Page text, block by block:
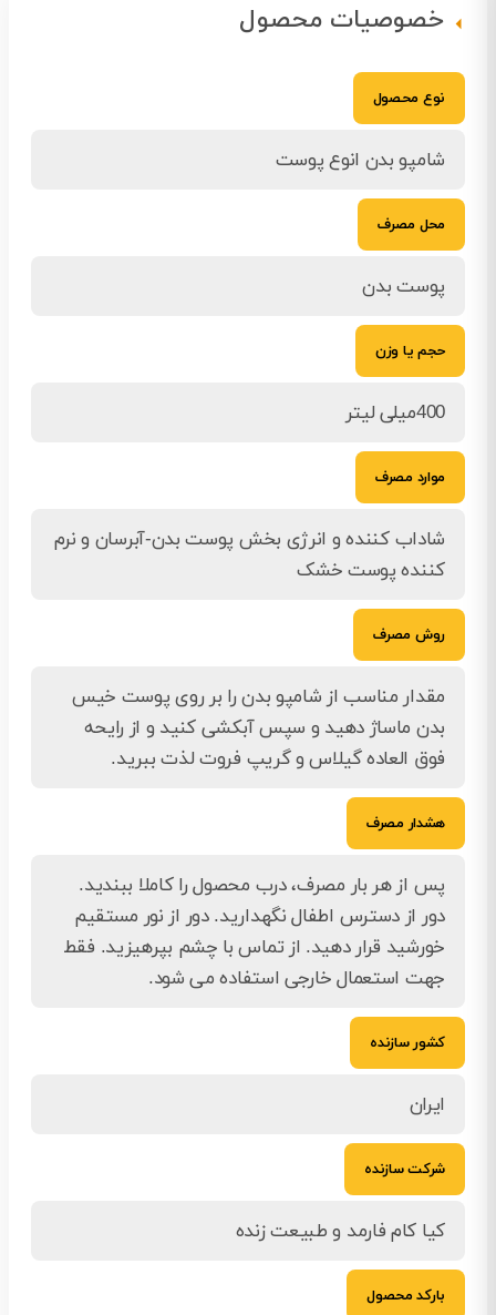
خصوصیات محصول
نوع محصول
شامپو بدن انوع پوست
محل مصرف
پوست بدن
حجم یا وزن
400میلی لیتر
موارد مصرف
شاداب کننده و انرژی بخش پوست بدن-آبرسان و نرم
کننده پوست خشک
روش مصرف
مقدار مناسب از شامپو بدن را بر روی پوست خیس
بدن ماساژ دهید و سپس آبکشی کنید و از رایحه
فوق العاده گیلاس و گریپ فروت لذت ببرید.
هشدار مصرف
پس از هر بار مصرف، درب محصول را کاملا ببندید.
دور از دسترس اطفال نگهدارید. دور از نور مستقیم
خورشید قرار دهید. از تماس با چشم بپرهیزید. فقط
جهت استعمال خارجی استفاده می شود.
کشور سازنده
ایران
شرکت سازنده
کیا کام فارمد و طبیعت زنده
بارکد محصول